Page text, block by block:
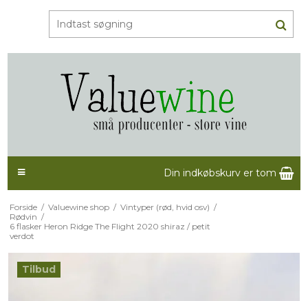
Din indkøbskurv er tom
Forside / Valuewine shop / Vintyper (rød, hvid osv) /
Rødvin /
6 flasker Heron Ridge The Flight 2020 shiraz / petit
verdot
Tilbud